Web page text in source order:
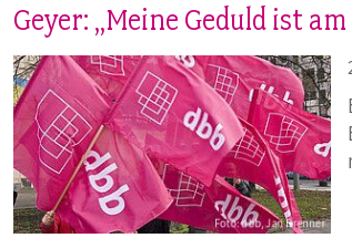
Geyer: „Meine Geduld ist am